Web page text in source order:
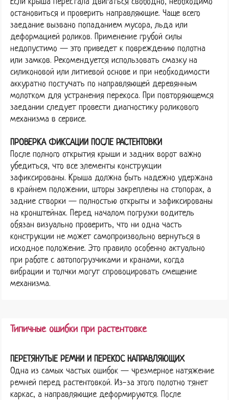
остановиться и проверить направляющие. Чаще всего
заедание вызвано попаданием мусора, льда или
деформацией роликов. Применение грубой силы
недопустимо — это приведет к повреждению полотна
или замков. Рекомендуется использовать смазку на
силиконовой или литиевой основе и при необходимости
аккуратно постучать по направляющей деревянным
молотком для устранения перекоса. При повторяющемся
заедании следует провести диагностику роликового
механизма в сервисе.
ПРОВЕРКА ФИКСАЦИИ ПОСЛЕ РАСТЕНТОВКИ
После полного открытия крыши и задних ворот важно
убедиться, что все элементы конструкции
зафиксированы. Крыша должна быть надежно удержана
в крайнем положении, шторы закреплены на стопорах, а
задние створки — полностью открыты и зафиксированы
на кронштейнах. Перед началом погрузки водитель
обязан визуально проверить, что ни одна часть
конструкции не может самопроизвольно вернуться в
исходное положение. Это правило особенно актуально
при работе с автопогрузчиками и кранами, когда
вибрации и толчки могут спровоцировать смещение
механизма.
Типичные ошибки при растентовке
ПЕРЕТЯНУТЫЕ РЕМНИ И ПЕРЕКОС НАПРАВЛЯЮЩИХ
Одна из самых частых ошибок — чрезмерное натяжение
ремней перед растентовкой. Из-за этого полотно тянет
каркас, а направляющие деформируются. После